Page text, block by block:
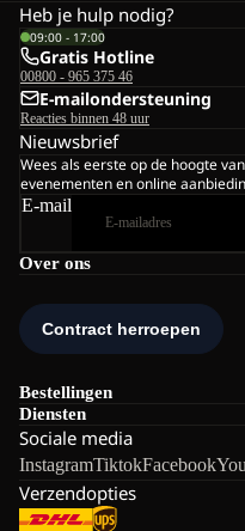
Over ons
Bestellingen
Diensten
Sociale media
InstagramTiktokFacebook
Verzendopties
Heb je hulp nodig?
09:00 - 17:00
Gratis Hotline
00800 - 965 375 46
E-mailondersteuning
Reacties binnen 48 uur
Nieuwsbrief
Wees als eerste op de hoogte
evenementen en online
E-mail